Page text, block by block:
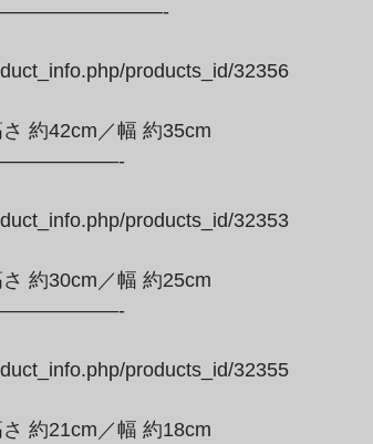
products_id/32356
products_id/32353
products_id/32355